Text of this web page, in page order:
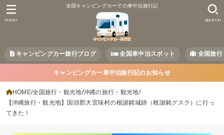
全国キャンピングカーでの車中泊旅行記
キャンピングカー旅行ブログ 全国車中泊スポット 全国旅行
SEARCH
MENU
キャンピングカー車中泊旅行記のお知らせ
HOME 全国旅行・観光地 沖縄の旅行・観光地
【沖縄旅行・観光地】国頭郡大宜味村の根謝銘城跡（根謝銘グスク）に行っ
てきた！